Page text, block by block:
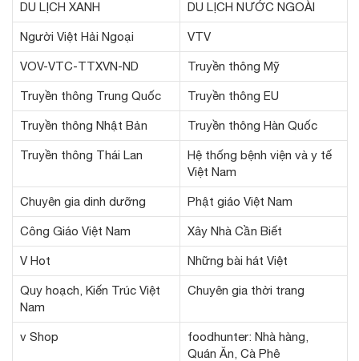
DU LỊCH XANH DU LỊCH NƯỚC NGOÀI
Người Việt Hải Ngoại VTV
VOV-VTC-TTXVN-ND Truyền thông Mỹ
Truyền thông Trung Quốc Truyền thông EU
Truyền thông Nhật Bản Truyền thông Hàn Quốc
Truyền thông Thái Lan
Hệ thống bệnh viện và y tế
Việt Nam
Chuyên gia dinh dưỡng Phật giáo Việt Nam
Công Giáo Việt Nam Xây Nhà Cần Biết
V Hot Những bài hát Việt
Quy hoạch, Kiến Trúc Việt
Nam
Chuyên gia thời trang
v Shop
foodhunter: Nhà hàng,
Quán Ăn, Cà Phê